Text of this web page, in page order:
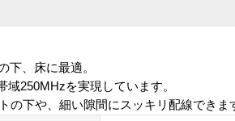
下、床に最適。
250MHzを実現しています。
の下や、細い隙間にスッキリ配線できま